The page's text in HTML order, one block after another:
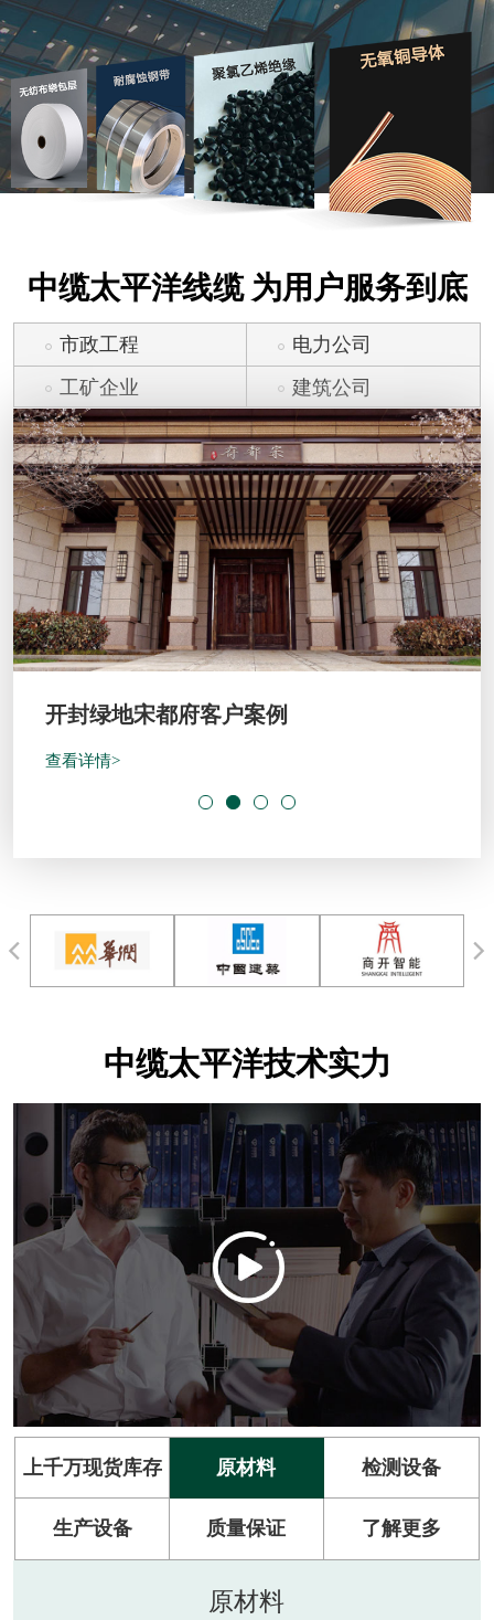
中缆太平洋线缆 为用户服务到底
市政工程
电力公司
工矿企业
建筑公司
开封绿地宋都府客户案例
查看详情>
中缆太平洋技术实力
上千万现货库存 原材料 检测设备
生产设备 质量保证 了解更多
原材料